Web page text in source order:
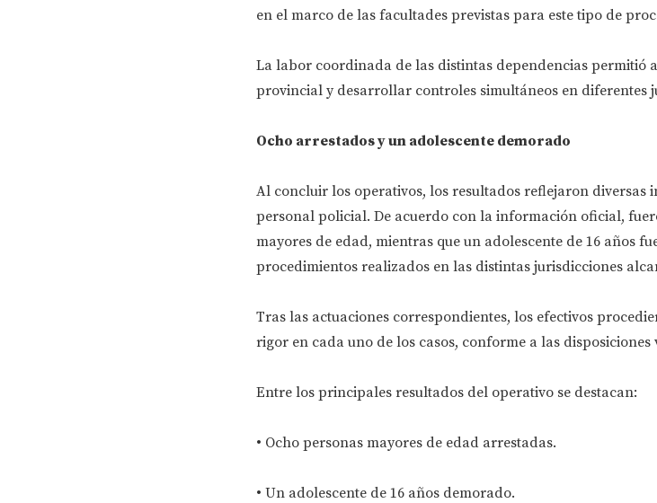
en el marco de las facultades previstas para este tipo de
La labor coordinada de las distintas dependencias
provincial y desarrollar controles simultáneos en diferentes
Ocho arrestados y un adolescente demorado
Al concluir los operativos, los resultados reflejaron diversas
personal policial. De acuerdo con la información oficial,
mayores de edad, mientras que un adolescente de 16 años
procedimientos realizados en las distintas jurisdicciones
Tras las actuaciones correspondientes, los efectivos
rigor en cada uno de los casos, conforme a las disposiciones
Entre los principales resultados del operativo se destacan:
• Ocho personas mayores de edad arrestadas.
• Un adolescente de 16 años demorado.